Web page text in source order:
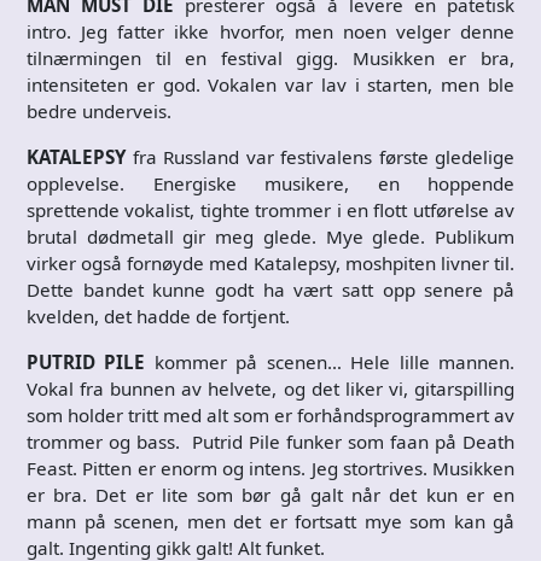
intro. Jeg fatter ikke hvorfor, men noen velger denne
tilnærmingen til en festival gigg. Musikken er bra,
intensiteten er god. Vokalen var lav i starten, men ble
bedre underveis.
KATALEPSYfra Russland var festivalens første gledelige
opplevelse. Energiske musikere, en hoppende
sprettende vokalist, tighte trommer i en flott utførelse av
brutal dødmetall gir meg glede. Mye glede. Publikum
virker også fornøyde med Katalepsy, moshpiten livner til.
Dette bandet kunne godt ha vært satt opp senere på
kvelden, det hadde de fortjent.
PUTRID PILE kommer på scenen… Hele lille mannen.
Vokal fra bunnen av helvete, og det liker vi, gitarspilling
som holder tritt med alt som er forhåndsprogrammert av
trommer og bass. Putrid Pile funker som faan på Death
Feast. Pitten er enorm og intens. Jeg stortrives. Musikken
er bra. Det er lite som bør gå galt når det kun er en
mann på scenen, men det er fortsatt mye som kan gå
galt. Ingenting gikk galt! Alt funket.